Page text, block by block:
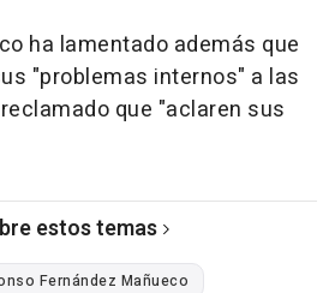
ha lamentado además que
"problemas internos" a las
que "aclaren sus
estos temas
Fernández Mañueco